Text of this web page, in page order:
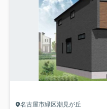
名古屋市緑区潮見が丘